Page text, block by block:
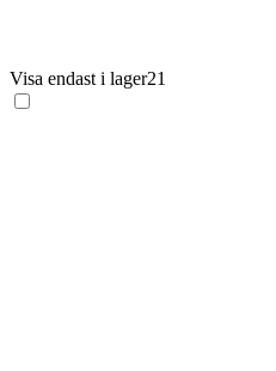
Visa endast i lager21